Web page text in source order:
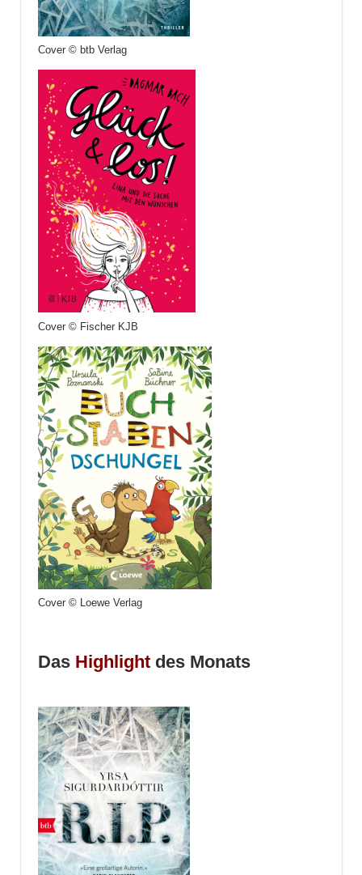
Cover © btb Verlag
Cover © Fischer KJB
Cover © Loewe Verlag
Das Highlightdes Monats